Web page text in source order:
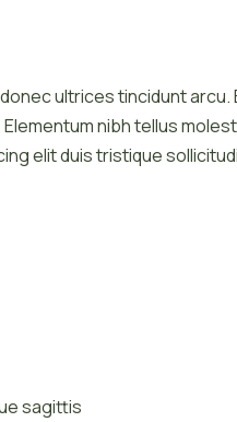
ultrices tincidunt arcu.
nibh tellus
elit duis tristique
sagittis